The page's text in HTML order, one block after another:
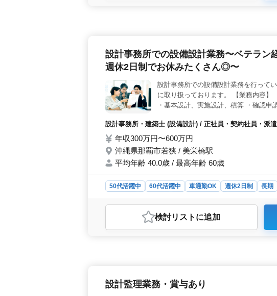
富な経験を活かし、新しいプロジェクトに取り
須の資格は2級建築士以上と普通自動車運転免許。
尚可です。建築のプロフェッショナルとしてのスキ
す方に最適なポジションです。
設計事務所での設備設計業務〜ベテラン
週休2日制でお休みたくさん◎〜
設計事務所での設備設計業務を行って
に取り扱っております。 【業務内容】
・基本設計、実施設計、積算 ・確認申
2日制 50代、60代以上の方もご活躍中
設計事務所・建築士 (設備設計) / 正社員・契約社員・派
年収300万円〜600万円
沖縄県那覇市若狭 / 美栄橋駅
平均年齢 40.0歳 / 最高年齢 60歳
50代活躍中 60代活躍中 車通勤OK 週休2日制 長期
おすすめポイント
＜設備設計業務募集☆ベテラン経験者ご応募歓迎！
などの設備に関するプロジェクトに参加し、豊富
す。 ＜給与と福利厚生＞ 年収は300万円から600
検討リスト に追加
設計監理業務・賞与あり